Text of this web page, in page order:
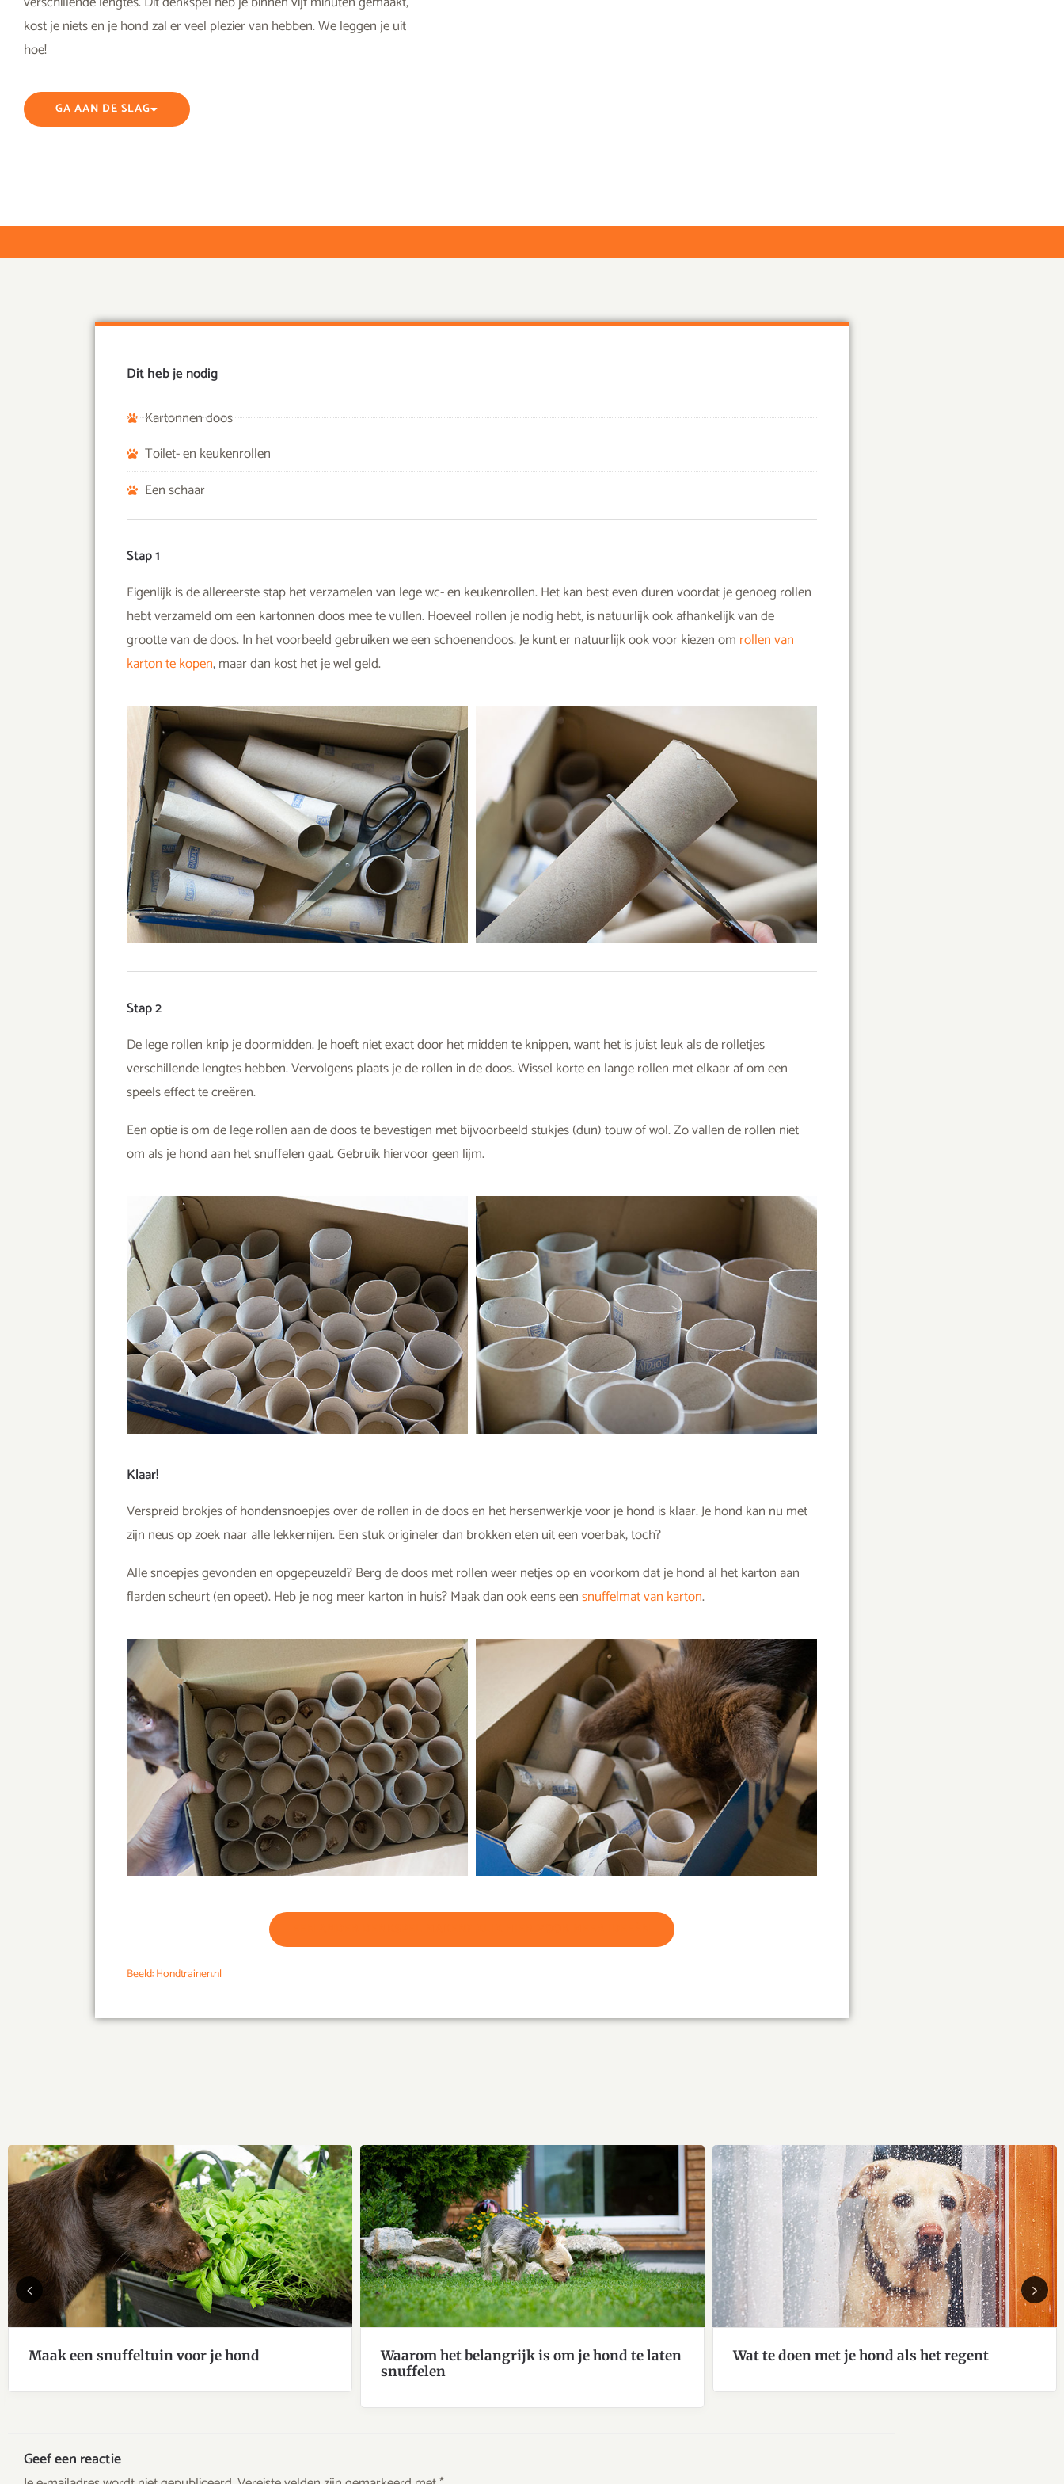
kost je niets en je hond zal er veel plezier van hebben. We leggen je uit
hoe!
GA AAN DE SLAG
Dit heb je nodig
Kartonnen doos
Toilet- en keukenrollen
Een schaar
Stap 1
Eigenlijk is de allereerste stap het verzamelen van lege wc- en keukenrollen. Het kan best even duren voordat je genoeg rollen
hebt verzameld om een kartonnen doos mee te vullen. Hoeveel rollen je nodig hebt, is natuurlijk ook afhankelijk van de
grootte van de doos. In het voorbeeld gebruiken we een schoenendoos. Je kunt er natuurlijk ook voor kiezen om rollen van
karton te kopen, maar dan kost het je wel geld.
Stap 2
De lege rollen knip je doormidden. Je hoeft niet exact door het midden te knippen, want het is juist leuk als de rolletjes
verschillende lengtes hebben. Vervolgens plaats je de rollen in de doos. Wissel korte en lange rollen met elkaar af om een
speels effect te creëren.
Een optie is om de lege rollen aan de doos te bevestigen met bijvoorbeeld stukjes (dun) touw of wol. Zo vallen de rollen niet
om als je hond aan het snuffelen gaat. Gebruik hiervoor geen lijm.
Klaar!
Verspreid brokjes of hondensnoepjes over de rollen in de doos en het hersenwerkje voor je hond is klaar. Je hond kan nu met
zijn neus op zoek naar alle lekkernijen. Een stuk origineler dan brokken eten uit een voerbak, toch?
Alle snoepjes gevonden en opgepeuzeld? Berg de doos met rollen weer netjes op en voorkom dat je hond al het karton aan
flarden scheurt (en opeet). Heb je nog meer karton in huis? Maak dan ook eens eensnuffelmat van karton.
Beeld: Hondtrainen.nl
Previous
Maak een snuffeltuin voor je hond
Waarom het belangrijk is om je hond te laten
snuffelen
Wat te doen met je hond als het regent
Next
Geef een reactie